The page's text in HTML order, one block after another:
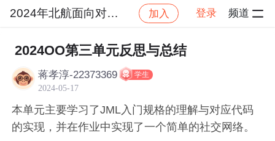
2024年北航面向对象设计与构造 加入 登录 频道
社区 2024年北航面向对象设计与构造
2024OO第三单元反思与总结
蒋孝淳-22373369 学生
2024-05-17
本单元主要学习了JML入门规格的理解与对应代码
的实现，并在作业中实现了一个简单的社交网络。